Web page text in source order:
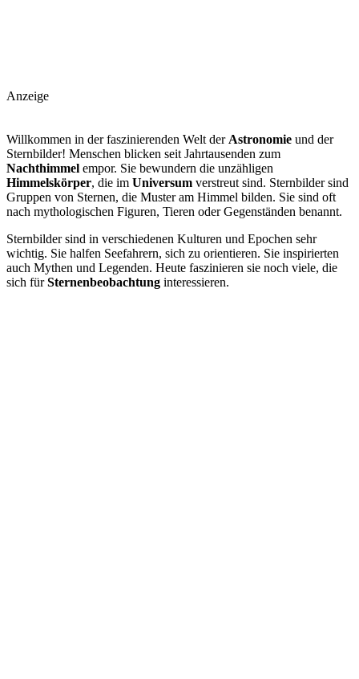
Anzeige
Willkommen in der faszinierenden Welt der Astronomie und der
Sternbilder! Menschen blicken seit Jahrtausenden zum
Nachthimmel empor. Sie bewundern die unzähligen
Himmelskörper, die im Universum verstreut sind. Sternbilder sind
Gruppen von Sternen, die Muster am Himmel bilden. Sie sind oft
nach mythologischen Figuren, Tieren oder Gegenständen benannt.
Sternbilder sind in verschiedenen Kulturen und Epochen sehr
wichtig. Sie halfen Seefahrern, sich zu orientieren. Sie inspirierten
auch Mythen und Legenden. Heute faszinieren sie noch viele, die
sich fürSternenbeobachtung interessieren.